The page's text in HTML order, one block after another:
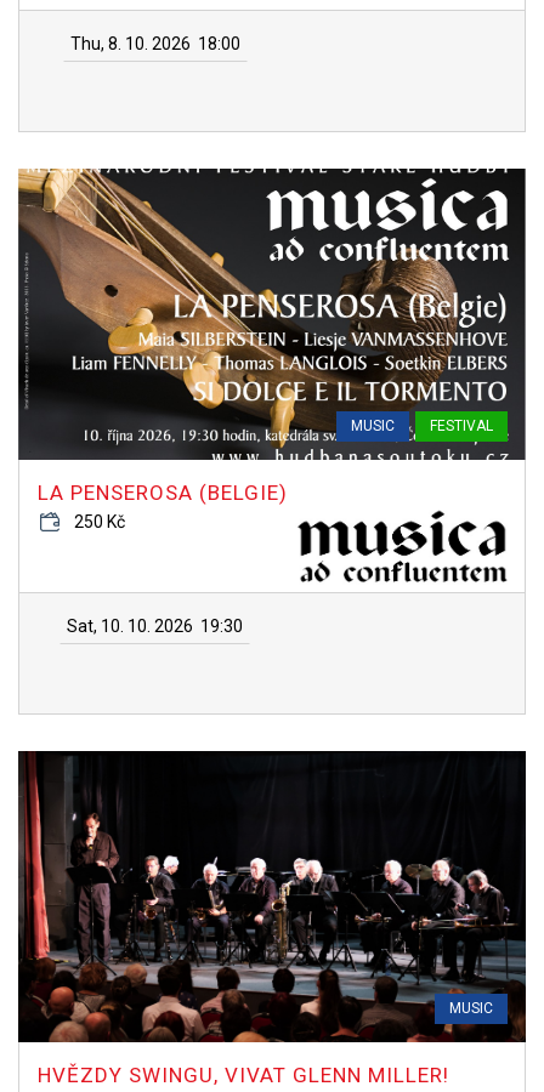
Thu, 8. 10. 2026 18:00
MUSIC FESTIVAL
LA PENSEROSA (BELGIE)
250 Kč
Sat, 10. 10. 2026 19:30
MUSIC
HVĚZDY SWINGU, VIVAT GLENN MILLER!